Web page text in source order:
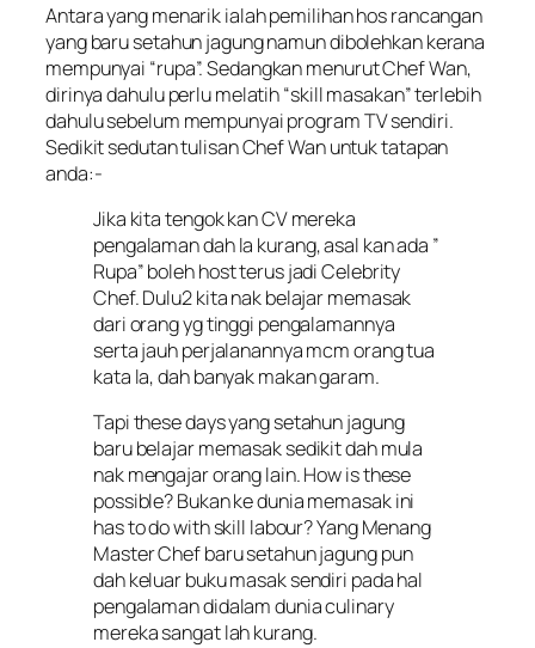
Antara yang menarik ialah pemilihan hos rancangan
yang baru setahun jagung namun dibolehkan kerana
mempunyai “rupa”. Sedangkan menurut Chef Wan,
dirinya dahulu perlu melatih “skill masakan” terlebih
dahulu sebelum mempunyai program TV sendiri.
Sedikit sedutan tulisan Chef Wan untuk tatapan
anda:-
Jika kita tengok kan CV mereka
pengalaman dah la kurang, asal kan ada ”
Rupa” boleh host terus jadi Celebrity
Chef. Dulu2 kita nak belajar memasak
dari orang yg tinggi pengalamannya
serta jauh perjalanannya mcm orang tua
kata la, dah banyak makan garam.
Tapi these days yang setahun jagung
baru belajar memasak sedikit dah mula
nak mengajar orang lain. How is these
possible? Bukan ke dunia memasak ini
has to do with skill labour? Yang Menang
Master Chef baru setahun jagung pun
dah keluar buku masak sendiri pada hal
pengalaman didalam dunia culinary
mereka sangat lah kurang.